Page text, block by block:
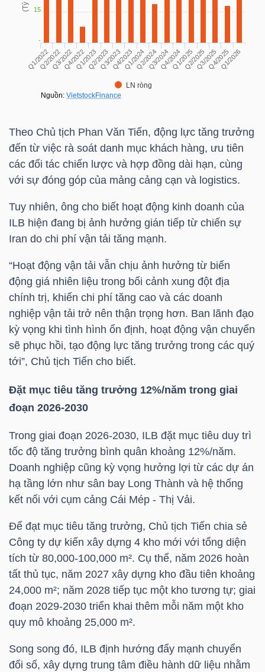
Theo Chủ tịch Phan Văn Tiến, động lực tăng trưởng
đến từ việc rà soát danh mục khách hàng, ưu tiên
các đối tác chiến lược và hợp đồng dài hạn, cùng
với sự đóng góp của mảng cảng cạn và logistics.
Tuy nhiên, ông cho biết hoạt động kinh doanh của
ILB hiện đang bị ảnh hưởng gián tiếp từ chiến sự
Iran do chi phí vận tải tăng mạnh.
“Hoạt động vận tải vẫn chịu ảnh hưởng từ biến
động giá nhiên liệu trong bối cảnh xung đột địa
chính trị, khiến chi phí tăng cao và các doanh
nghiệp vận tải trở nên thận trọng hơn. Ban lãnh đạo
kỳ vọng khi tình hình ổn định, hoạt động vận chuyển
sẽ phục hồi, tạo động lực tăng trưởng trong các quý
tới”, Chủ tịch Tiến cho biết.
Đặt mục tiêu tăng trưởng 12%/năm trong giai
đoạn 2026-2030
Trong giai đoạn 2026-2030, ILB đặt mục tiêu duy trì
tốc độ tăng trưởng bình quân khoảng 12%/năm.
Doanh nghiệp cũng kỳ vọng hưởng lợi từ các dự án
hạ tầng lớn như sân bay Long Thành và hệ thống
kết nối với cụm cảng Cái Mép - Thị Vải.
Để đạt mục tiêu tăng trưởng, Chủ tịch Tiến chia sẻ
Công ty dự kiến xây dựng 4 kho mới với tổng diện
tích từ 80,000-100,000 m². Cụ thể, năm 2026 hoàn
tất thủ tục, năm 2027 xây dựng kho đầu tiên khoảng
24,000 m²; năm 2028 tiếp tục một kho tương tự; giai
đoạn 2029-2030 triển khai thêm mỗi năm một kho
quy mô khoảng 25,000 m².
Song song đó, ILB định hướng đẩy mạnh chuyển
đổi số, xây dựng trung tâm điều hành dữ liệu nhằm
CỤ
TRUY
DỮ
LIỆU
Ngành
VS-
SECTOR
NĂNG
LƯỢNG
NGUYÊN
VẬT
LIỆU
CÔNG
NGHIỆP
TIÊU
DÙNG
THIẾT